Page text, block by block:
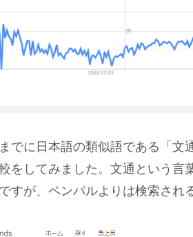
でに日本語の類似語である「
をしてみました。文通という言
すが、ペンパルよりは検索され